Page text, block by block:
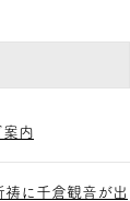
内
に千倉観音が出